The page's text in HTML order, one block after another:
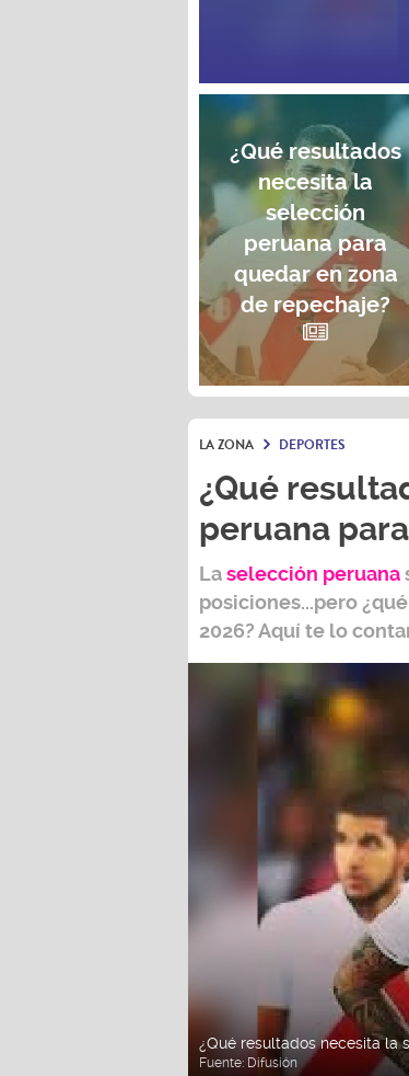
¿Qué resultados
necesita la
selección
peruana para
quedar en zona
de repechaje?
LA ZONA DEPORTES
¿Qué
peruana
Laselección peruana
posiciones...pero
2026?Aquí te lo
¿Qué resultados necesita la
Fuente: Difusión